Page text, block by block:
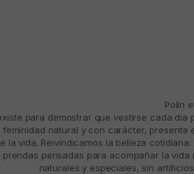
Polín
para demostrar que vestirse cada
feminidad natural y con carácter,
la vida. Reivindicamos la belleza
prendas pensadas para acompañar la
naturales y especiales, sin